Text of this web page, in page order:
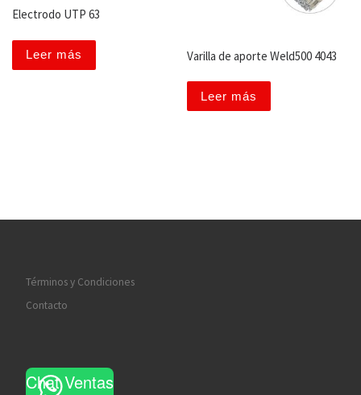
Electrodo UTP 63
Leer más Varilla de aporte Weld500 4043
Leer más
Términos y Condiciones
Contacto
Chat Ventas